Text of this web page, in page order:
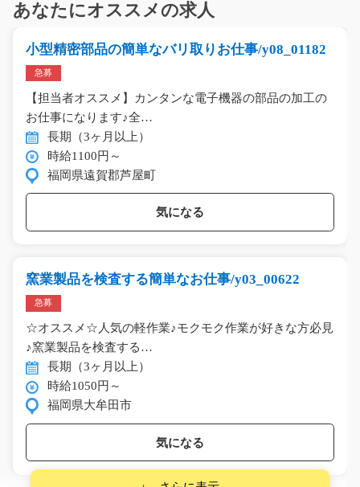
あなたにオススメの求人
小型精密部品の簡単なバリ取りお仕事/y08_01182
急募
【担当者オススメ】カンタンな電子機器の部品の加工の
お仕事になります♪全…
長期（3ヶ月以上）
時給1100円～
福岡県遠賀郡芦屋町
気になる
窯業製品を検査する簡単なお仕事/y03_00622
急募
☆オススメ☆人気の軽作業♪モクモク作業が好きな方必見
♪窯業製品を検査する…
長期（3ヶ月以上）
時給1050円～
福岡県大牟田市
気になる